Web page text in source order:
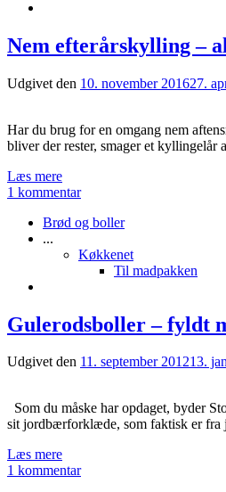
Nem efterårskylling –
Udgivet den 10. november 201627.
Har du brug for en omgang nem
bliver der rester, smager et
Læs mere
1 kommentar
Brød og boller
...
Køkkenet
Til madpakken
Gulerodsboller – fyldt
Udgivet den 11. september 201213.
Som du måske har opdaget, byder
sit jordbærforklæde, som faktisk er
Læs mere
1 kommentar